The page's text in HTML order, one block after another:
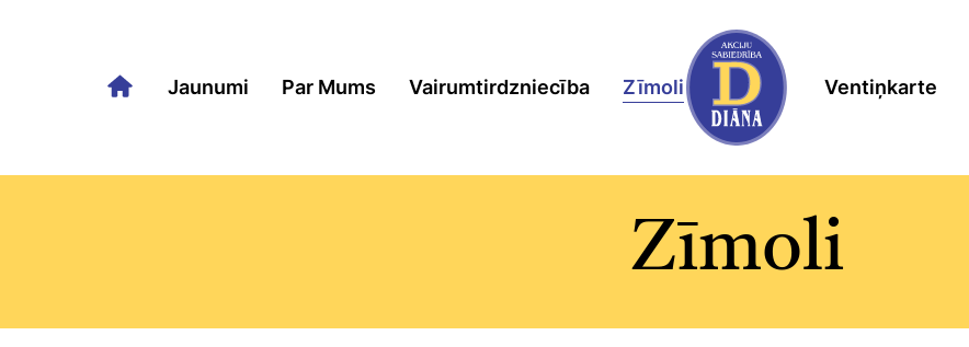
Jaunumi Par Mums Vairumtirdzniecība Zīmoli Ventiņkarte
Zīmoli